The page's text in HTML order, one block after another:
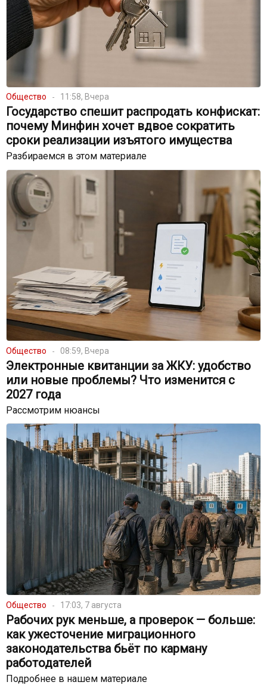
Общество 11:58, Вчера
Государство спешит распродать конфискат:
почему Минфин хочет вдвое сократить
сроки реализации изъятого имущества
Разбираемся в этом материале
Общество 08:59, Вчера
Электронные квитанции за ЖКУ: удобство
или новые проблемы? Что изменится с
2027 года
Рассмотрим нюансы
Общество 17:03, 7 августа
Рабочих рук меньше, а проверок — больше:
как ужесточение миграционного
законодательства бьёт по карману
работодателей
Подробнее в нашем материале